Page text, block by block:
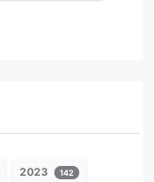
2023 142